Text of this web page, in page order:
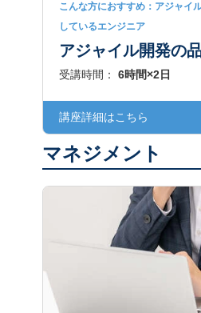
こんな方におすすめ：アジャイ
しているエンジニア
アジャイル開発の
受講時間： 6時間×2日
講座詳細はこちら
マネジメント